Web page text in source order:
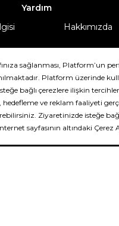
Yardım
Hakkımızda
2026. Tüm hakları